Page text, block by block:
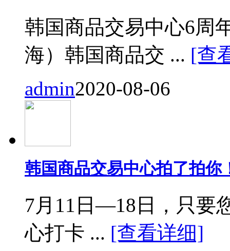
韩国商品交易中心6周
海）韩国商品交 ... [查
admin2020-08-06
韩国商品交易中心拍了拍你
7月11日—18日，只要
心打卡 ... [查看详细]